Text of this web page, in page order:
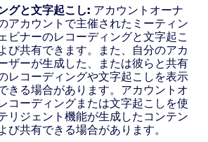
グと文字起こし: アカウントオーナ
アカウントで主催されたミーティン
ビナーのレコーディングと文字起こ
び共有できます。また、自分のアカ
ザーが生成した、または彼らと共有
レコーディングや文字起こしを表示
きる場合があります。アカウントオ
コーディングまたは文字起こしを使
リジェント機能が生成したコンテン
び共有できる場合があります。